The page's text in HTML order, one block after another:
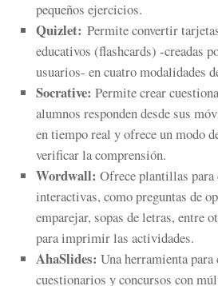
pequeños ejercicios.
Quizlet: Permite convertir
educativos (flashcards) -creadas
usuarios- en cuatro modalidades
Socrative: Permite crear
alumnos responden desde sus
en tiempo real y ofrece un modo
verificar la comprensión.
Wordwall: Ofrece plantillas para
interactivas, como preguntas de
emparejar, sopas de letras, entre
para imprimir las actividades.
AhaSlides: Una herramienta para
cuestionarios y concursos con